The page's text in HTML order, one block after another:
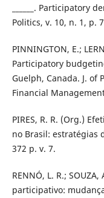
______. Participatory
Politics, v. 10, n. 1, p.
PINNINGTON, E.;
Participatory
Guelph, Canada. J.
Financial
PIRES, R. R. (Org.)
no Brasil: estratégias
372 p. v. 7.
RENNÓ, L. R.;
participativo: